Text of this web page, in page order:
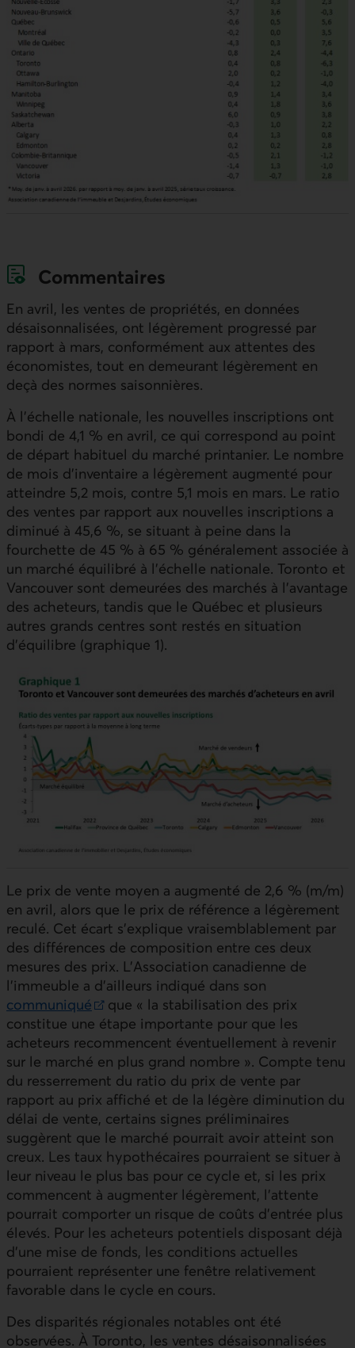
Commentaires
En avril, les ventes de propriétés, en données
désaisonnalisées, ont légèrement progressé par
rapport à mars, conformément aux attentes des
économistes, tout en demeurant légèrement en
deçà des normes saisonnières.
À l’échelle nationale, les nouvelles inscriptions ont
bondi de 4,1 % en avril, ce qui correspond au point
de départ habituel du marché printanier. Le nombre
de mois d’inventaire a légèrement augmenté pour
atteindre 5,2 mois, contre 5,1 mois en mars. Le ratio
des ventes par rapport aux nouvelles inscriptions a
diminué à 45,6 %, se situant à peine dans la
fourchette de 45 % à 65 % généralement associée à
un marché équilibré à l’échelle nationale. Toronto et
Vancouver sont demeurées des marchés à l’avantage
des acheteurs, tandis que le Québec et plusieurs
autres grands centres sont restés en situation
d’équilibre (graphique 1).
Le prix de vente moyen a augmenté de 2,6 % (m/m)
en avril, alors que le prix de référence a légèrement
reculé. Cet écart s’explique vraisemblablement par
des différences de composition entre ces deux
mesures des prix. L’Association canadienne de
l’immeuble a d’ailleurs indiqué dans son
communiqué
Lien externe au site.
que « la stabilisation des prix
constitue une étape importante pour que les
acheteurs recommencent éventuellement à revenir
sur le marché en plus grand nombre ». Compte tenu
du resserrement du ratio du prix de vente par
rapport au prix affiché et de la légère diminution du
délai de vente, certains signes préliminaires
suggèrent que le marché pourrait avoir atteint son
creux. Les taux hypothécaires pourraient se situer à
leur niveau le plus bas pour ce cycle et, si les prix
commencent à augmenter légèrement, l’attente
pourrait comporter un risque de coûts d’entrée plus
élevés. Pour les acheteurs potentiels disposant déjà
d’une mise de fonds, les conditions actuelles
pourraient représenter une fenêtre relativement
favorable dans le cycle en cours.
Des disparités régionales notables ont été
observées. À Toronto, les ventes désaisonnalisées